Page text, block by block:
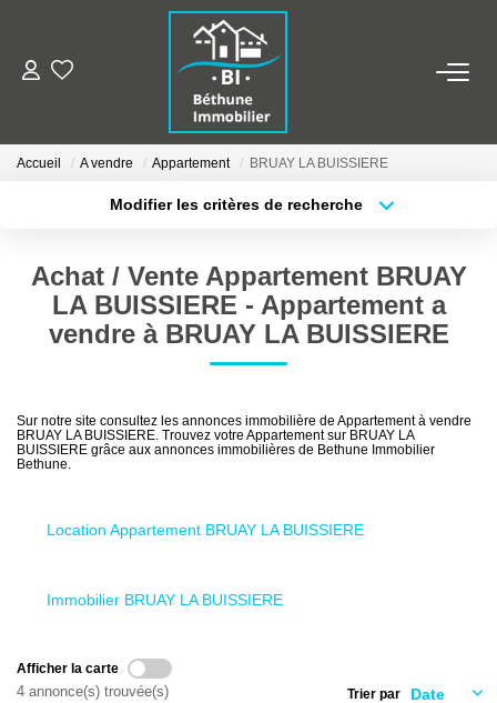
ALERTE MAILS
Qui Sommes Nous
Nos Contacts
Nos Actualités
NOS BIENS
Locations
Accueil A vendre Appartement BRUAY LA BUISSIERE
Modifier les critères de recherche
Sélectionnez...
Type de bien
Surface min
Achat / Vente Appartement BRUAY
LA BUISSIERE - Appartement a
vendre à BRUAY LA BUISSIERE
Sur notre site consultez les annonces immobilière de Appartement à vendre
BRUAY LA BUISSIERE. Trouvez votre Appartement sur BRUAY LA
BUISSIERE grâce aux annonces immobilières de Bethune Immobilier
Bethune.
Location Appartement BRUAY LA BUISSIERE
Immobilier BRUAY LA BUISSIERE
Afficher la carte
4 annonce(s) trouvée(s) Trier par